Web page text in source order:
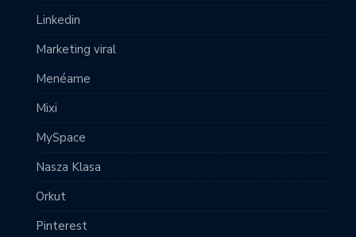
Linkedin
Marketing viral
Menéame
Mixi
MySpace
Nasza Klasa
Orkut
Pinterest